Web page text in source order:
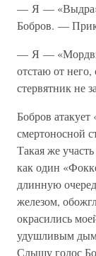
— Я — «Выдра»,
Бобров. —
— Я —
отстаю от
стервятник не
Бобров
смертоносной
Такая же
как один
длинную
железом,
окрасились
удушливым
Слышу голос